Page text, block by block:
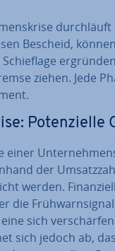
durch­läuft
Bescheid,
ziehen. Jede
Po­ten­zi­el­le
einer
der
werden.
die
sich
sich jedoch ab,